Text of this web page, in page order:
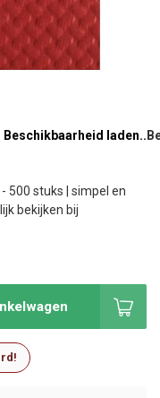
Beschikbaarheid laden..
500 stuks | simpel en
bekijken bij